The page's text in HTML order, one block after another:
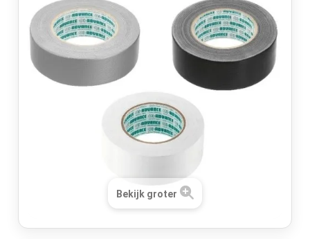
Bekijk groter